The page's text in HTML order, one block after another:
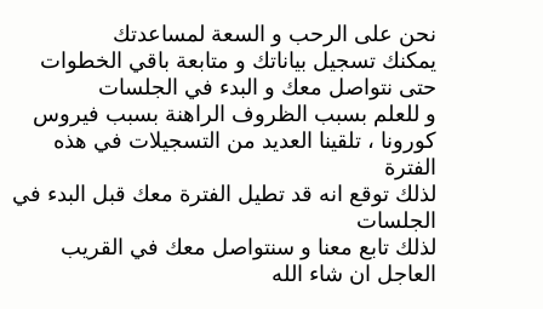
نحن على الرحب و السعة لمساعدتك
يمكنك تسجيل بياناتك و متابعة باقي الخطوات
حتى نتواصل معك و البدء في الجلسات
و للعلم بسبب الظروف الراهنة بسبب فيروس
كورونا ، تلقينا العديد من التسجيلات في هذه
الفترة
لذلك توقع انه قد تطيل الفترة معك قبل البدء في
الجلسات
لذلك تابع معنا و سنتواصل معك في القريب
العاجل ان شاء الله